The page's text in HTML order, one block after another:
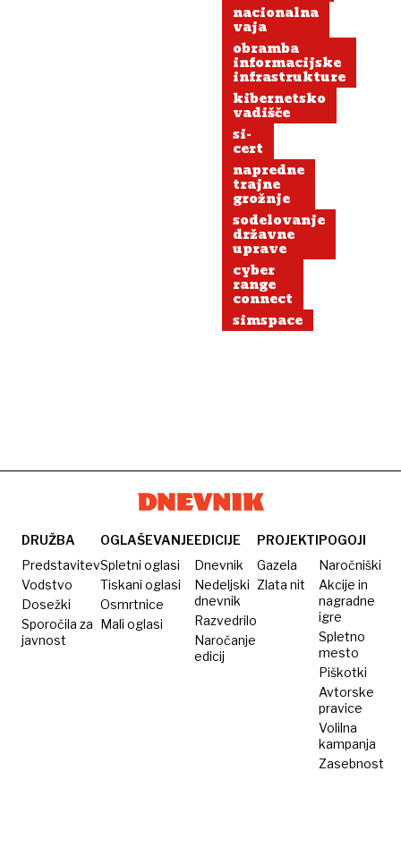
nacionalna
vaja
obramba
informacijske
infrastrukture
kibernetsko
vadišče
si-
cert
napredne
trajne
grožnje
sodelovanje
državne
uprave
cyber
range
connect
simspace
DRUŽBA
Predstavitev
Vodstvo
Dosežki
Sporočila za
javnost
OGLAŠEVANJE
Spletni oglasi
Tiskani oglasi
Osmrtnice
Mali oglasi
EDICIJE
Dnevnik
Nedeljski
dnevnik
Razvedrilo
Naročanje
edicij
PROJEKTI
Gazela
Zlata nit
POGOJI
Naročniški
Akcije in
nagradne
igre
Spletno
mesto
Piškotki
Avtorske
pravice
Volilna
kampanja
Zasebnost